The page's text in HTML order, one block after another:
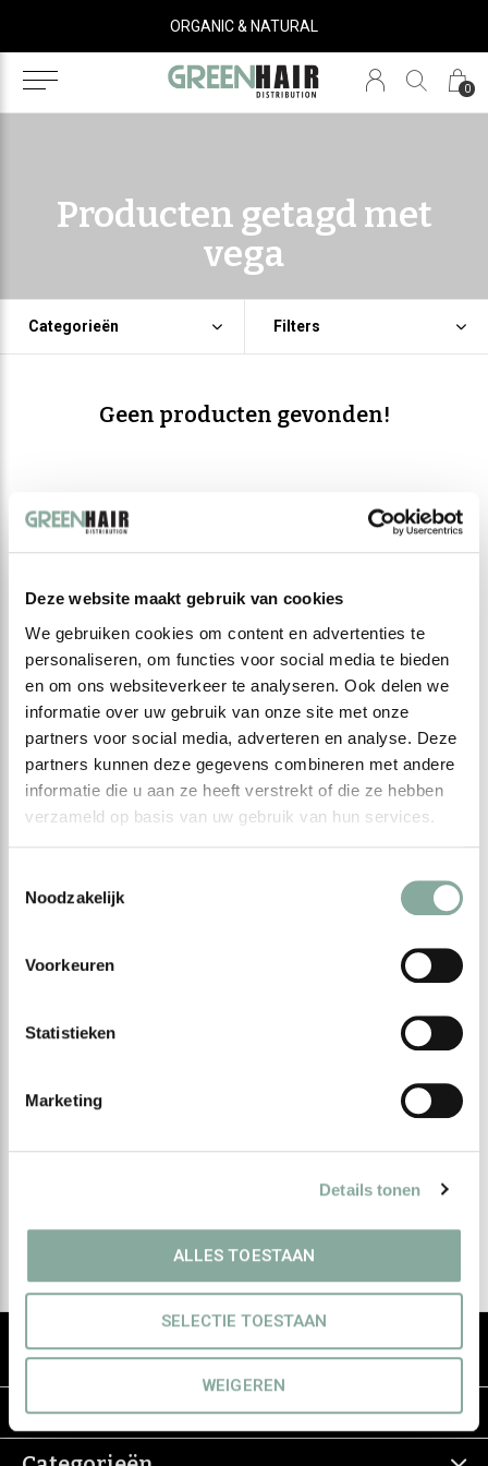
Deze website maakt gebruik van cookies
We gebruiken cookies om content en advertenties te
personaliseren, om functies voor social media te bieden
en om ons websiteverkeer te analyseren. Ook delen we
informatie over uw gebruik van onze site met onze
partners voor social media, adverteren en analyse. Deze
partners kunnen deze gegevens combineren met andere
informatie die u aan ze heeft verstrekt of die ze hebben
verzameld op basis van uw gebruik van hun services.
Noodzakelijk
Voorkeuren
Statistieken
Marketing
Details tonen
ALLES TOESTAAN
SELECTIE TOESTAAN
WEIGEREN
0
ORGANIC & NATURAL
Producten getagd met
vega
Categorieën Filters
Geen producten gevonden!
Meld je aan voor onze
Abonneer
haarverzorging
Informatie